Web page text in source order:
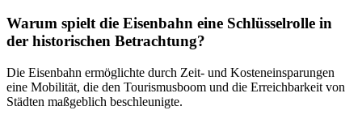
Warum spielt die Eisenbahn eine Schlüsselrolle in
der historischen Betrachtung?
Die Eisenbahn ermöglichte durch Zeit- und Kosteneinsparungen
eine Mobilität, die den Tourismusboom und die Erreichbarkeit von
Städten maßgeblich beschleunigte.